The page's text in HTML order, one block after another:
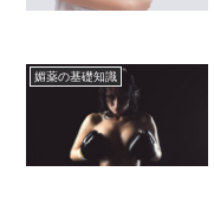
媚薬の基礎知識